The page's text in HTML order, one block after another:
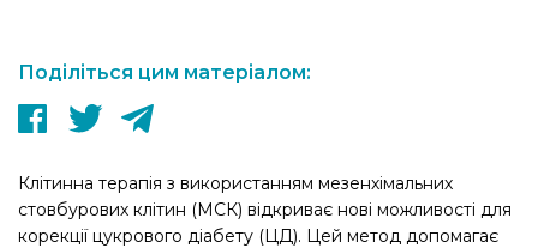
Поділіться цим матеріалом:
Клітинна терапія з використанням мезенхімальних
стовбурових клітин (МСК) відкриває нові можливості для
корекції цукрового діабету (ЦД). Цей метод допомагає